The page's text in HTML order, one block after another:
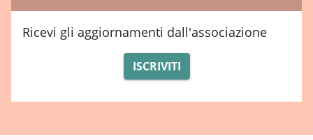
Ricevi gli aggiornamenti dall'associazione
ISCRIVITI